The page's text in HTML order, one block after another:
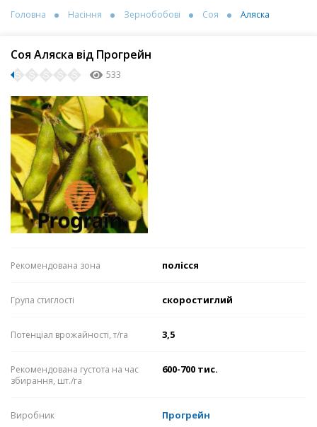
Головна Насіння Зернобобові Соя Аляска
Соя Аляска від Прогрейн
533
Рекомендована зона полісся
Група стиглості скоростиглий
Потенціал врожайності, т/га 3,5
Рекомендована густота на час
збирання, шт./га
600-700 тис.
Виробник Прогрейн